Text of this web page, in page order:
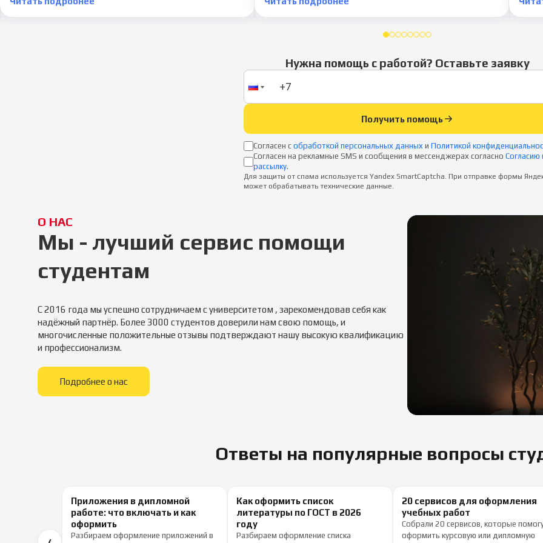
Нужна помощь с работой? Оставьте заявку
Получить помощь
Согласен с обработкой персональных данных и Политикой
Согласен на рекламные SMS и сообщения в мессенджерах согласно Согласию
рассылку.
Для защиты от спама используется Yandex SmartCaptcha. При отправке формы
может обрабатывать технические данные.
О НАС
Мы - лучший сервис помощи
студентам
С 2016 года мы успешно сотрудничаем с университетом , зарекомендовав себя как
надёжный партнёр. Более 3000 студентов доверили нам свою помощь, и
многочисленные положительные отзывы подтверждают нашу высокую квалификацию
и профессионализм.
Подробнее о нас
Ответы на популярные вопросы
Приложения в дипломной
работе: что включать и как
оформить
Разбираем оформление приложений в
Как оформить список
литературы по ГОСТ в 2026
году
Разбираем оформление списка
20 сервисов для оформления
учебных работ
Собрали 20 сервисов, которые
оформить курсовую или дипломную